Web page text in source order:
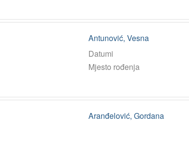
Antunović, Vesna
Datumi
Mjesto rođenja
Aranđelović, Gordana